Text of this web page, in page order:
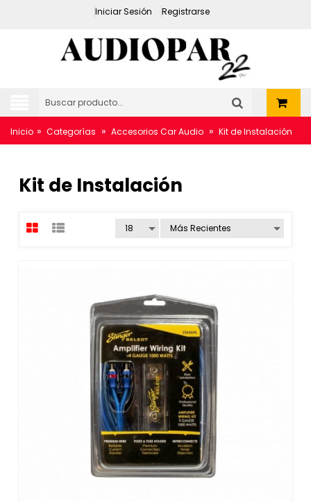
Iniciar Sesión Registrarse
Inicio » Categorías » Accesorios Car Audio » Kit de Instalación
Kit de Instalación